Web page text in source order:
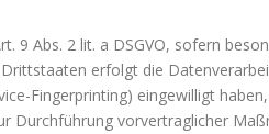
9 Abs. 2 lit. a DSGVO, sofern
erfolgt die
Fingerprinting) eingewilligt
Durchführung vorvertraglicher